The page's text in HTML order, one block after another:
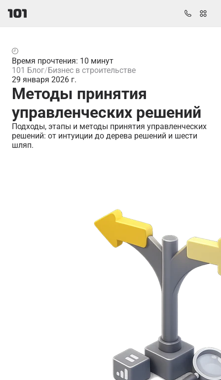
Время прочтения: 10 минут
101 Блог Бизнес в строительстве
29 января 2026 г.
Методы принятия
управленческих решений
Подходы, этапы и методы принятия управленческих
решений: от интуиции до дерева решений и шести
шляп.